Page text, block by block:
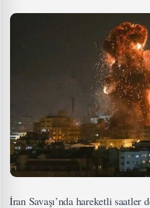
İran Savaşı’nda hareketli saatler